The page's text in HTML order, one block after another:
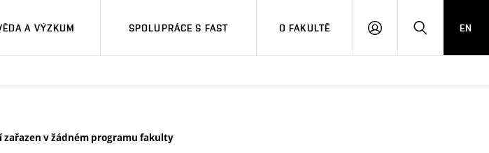
A VÝZKUM SPOLUPRÁCE S FAST O FAKULTĚ
PŘIHLÁSITHLEDAT
EN
zařazen v žádném programu fakulty